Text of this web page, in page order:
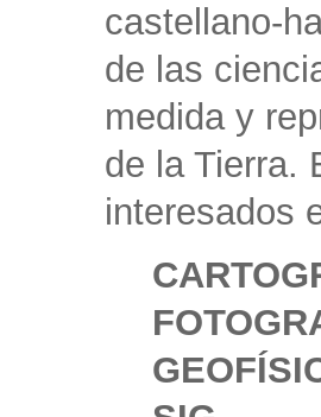
castellano-
de las
medida y
de la Tierra.
interesados